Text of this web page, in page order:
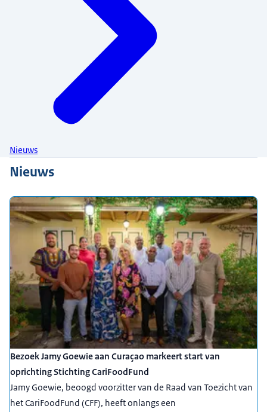
Nieuws
Nieuws
Bezoek Jamy Goewie aan Curaçao markeert start van
oprichting Stichting CariFoodFund
Jamy Goewie, beoogd voorzitter van de Raad van Toezicht van
het CariFoodFund (CFF), heeft onlangs een